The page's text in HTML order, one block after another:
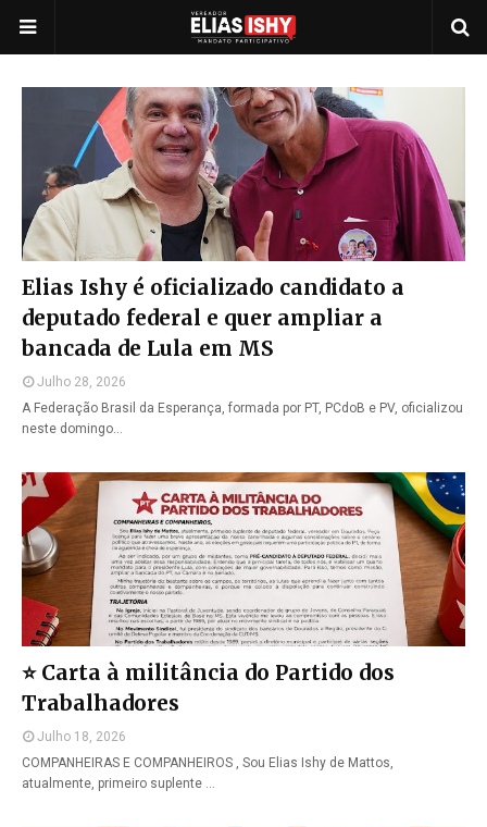
Elias Ishy é oficializado candidato a
deputado federal e quer ampliar a
bancada de Lula em MS
Julho 28, 2026
A Federação Brasil da Esperança, formada por PT, PCdoB e PV, oficializou
neste domingo…
⭐ Carta à militância do Partido dos
Trabalhadores
Julho 18, 2026
COMPANHEIRAS E COMPANHEIROS , Sou Elias Ishy de Mattos,
atualmente, primeiro suplente …